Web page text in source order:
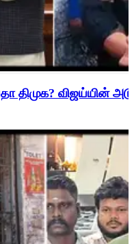
திமுக? விஜய்யின்